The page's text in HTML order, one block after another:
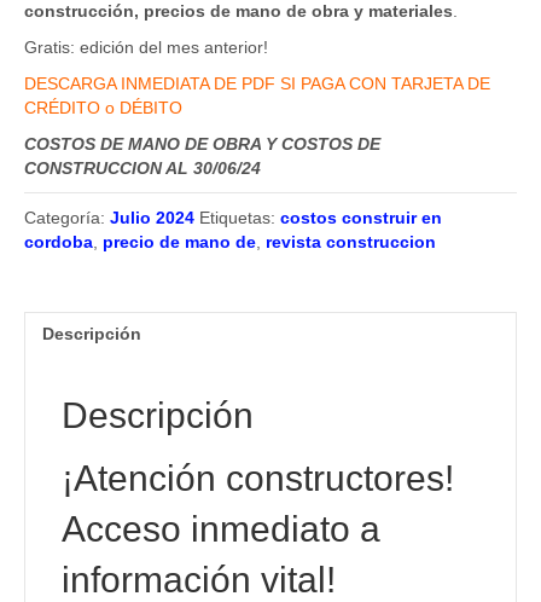
construcción, precios de mano de obra y materiales.
Gratis: edición del mes anterior!
DESCARGA INMEDIATA DE PDF SI PAGA CON TARJETA DE
CRÉDITO o DÉBITO
COSTOS DE MANO DE OBRA Y COSTOS DE
CONSTRUCCION AL 30/06/24
Categoría: Julio 2024 Etiquetas: costos construir en
cordoba, precio de mano de, revista construccion
Descripción
Descripción
¡Atención constructores!
Acceso inmediato a
información vital!